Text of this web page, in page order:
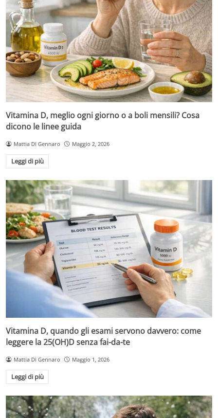
Vitamina D, meglio ogni giorno o a boli mensili? Cosa
dicono le linee guida
Mattia Di Gennaro Maggio 2, 2026
Leggi di più
Vitamina D, quando gli esami servono davvero: come
leggere la 25(OH)D senza fai-da-te
Mattia Di Gennaro Maggio 1, 2026
Leggi di più